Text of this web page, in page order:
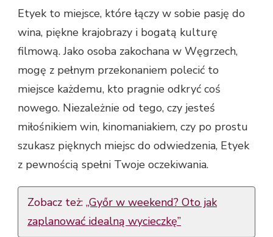
Etyek to miejsce, które łączy w sobie pasję do
wina, piękne krajobrazy i bogatą kulturę
filmową. Jako osoba zakochana w Węgrzech,
mogę z pełnym przekonaniem polecić to
miejsce każdemu, kto pragnie odkryć coś
nowego. Niezależnie od tego, czy jesteś
miłośnikiem win, kinomaniakiem, czy po prostu
szukasz pięknych miejsc do odwiedzenia, Etyek
z pewnością spełni Twoje oczekiwania.
Zobacz też: „Győr w weekend? Oto jak
zaplanować idealną wycieczkę”